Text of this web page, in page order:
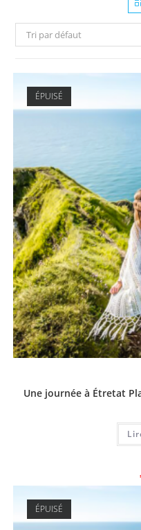
Tri par défaut
ÉPUISÉ
Une journée à Étretat
ÉPUISÉ